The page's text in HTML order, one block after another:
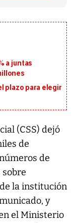
a juntas
plazo para elegir
(CSS) dejó
de
de
la institución
y
el Ministerio